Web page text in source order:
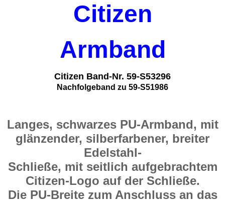
Citizen
Armband
Citizen Band-Nr. 59-S53296
Nachfolgeband zu 59-S51986
Langes, schwarzes PU-Armband, mit
glänzender, silberfarbener, breiter
Edelstahl-
Schließe, mit seitlich aufgebrachtem
Citizen-Logo auf der Schließe.
Die PU-Breite zum Anschluss an das